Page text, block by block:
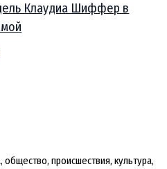
Клаудиа Шиффер в
происшествия, культура,